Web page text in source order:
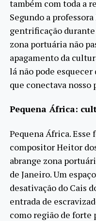
também com toda a
Segundo a
gentrificação durante
zona portuária não
apagamento da
lá não pode
que conectava nosso
Pequena África:
Pequena África.
compositor Heitor
abrange zona
de Janeiro. Um
desativação do Cais
entrada de
como região de forte